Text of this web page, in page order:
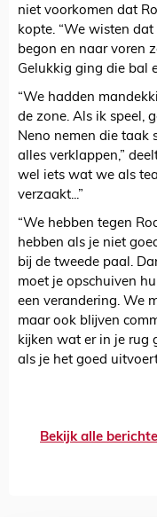
niet voorkomen dat
kopte. “We wisten
begon en naar voren
Gelukkig ging die bal
“We hadden
de zone. Als ik speel,
Neno nemen die taak
alles verklappen,”
wel iets wat we als
verzaakt...”
“We hebben tegen
hebben als je niet
bij de tweede paal.
moet je opschuiven
een verandering. We
maar ook blijven
kijken wat er in je rug
als je het goed
Bekijk alle